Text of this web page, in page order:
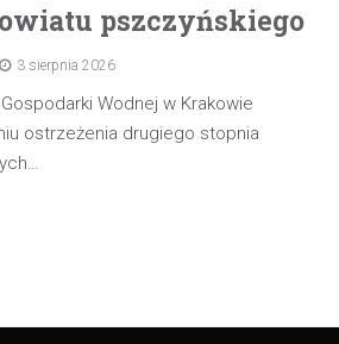
pszczyńskiego
3 sierpnia 2026
Wodnej w Krakowie
ostrzeżenia drugiego stopnia